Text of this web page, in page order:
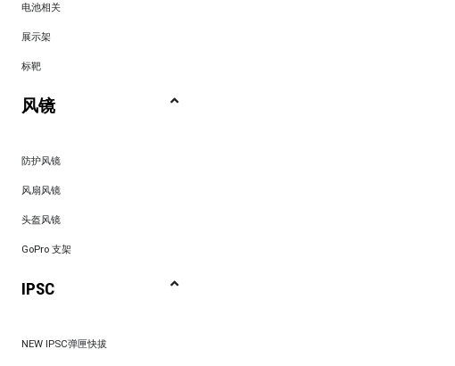
电池相关
展示架
标靶
风镜
防护风镜
风扇风镜
头盔风镜
GoPro 支架
IPSC
NEW IPSC弹匣快拔